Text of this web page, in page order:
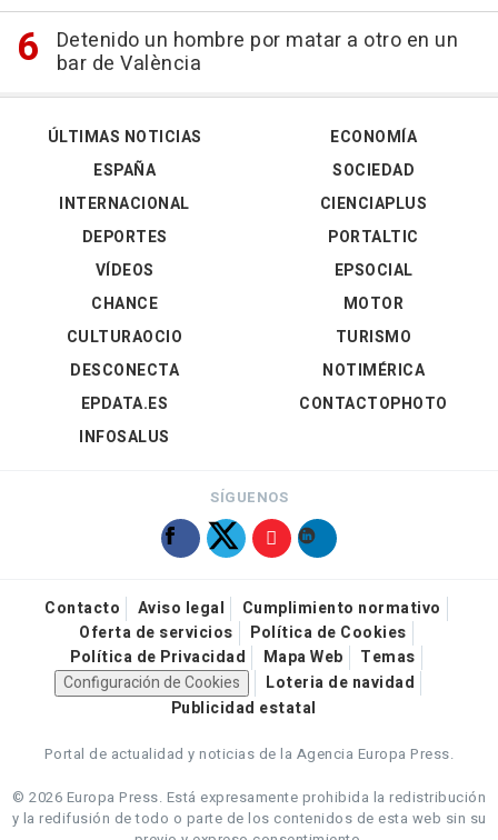
Detenido un hombre por matar a otro en un
bar de València
ÚLTIMAS NOTICIAS
ESPAÑA
INTERNACIONAL
DEPORTES
VÍDEOS
ECONOMÍA
SOCIEDAD
CIENCIAPLUS
PORTALTIC
EPSOCIAL
CHANCE
CULTURAOCIO
DESCONECTA
EPDATA.ES
INFOSALUS
MOTOR
TURISMO
NOTIMÉRICA
CONTACTOPHOTO
SÍGUENOS
Contacto Aviso legal
Cumplimiento normativo
Oferta de servicios
Política de Cookies
Política de Privacidad
Mapa Web
Temas
Configuración de Cookies
Loteria de navidad
Publicidad estatal
Portal de actualidad y noticias de la Agencia Europa Press.
© 2026 Europa Press. Está expresamente prohibida la redistribución
y la redifusión de todo o parte de los contenidos de esta web sin su